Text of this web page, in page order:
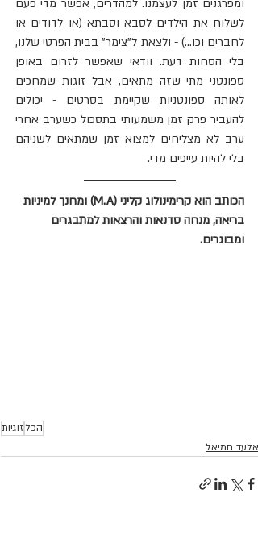
בלי להיות עייפים מדי.
הכותב הוא קרימינולוג קליני (M.A) ומחנך למיניות
בריאה, מנחה סדנאות והרצאות למתבגרים
ומבוגרים.
הכלזוגיות
אלעד חמיאל